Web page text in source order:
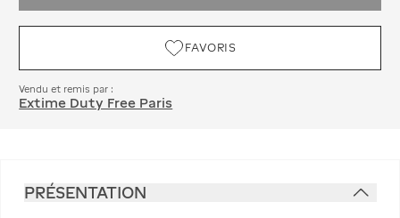
FAVORIS
Vendu et remis par :
Extime Duty Free Paris
PRÉSENTATION